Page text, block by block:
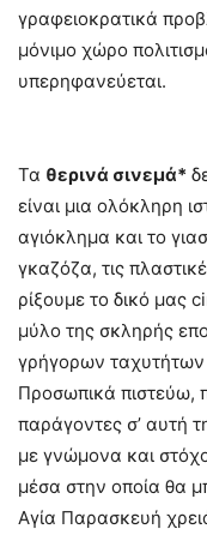
γραφειοκρατικά
μόνιμο χώρο
υπερηφανεύεται.
Τα θερινά σινεμά*
είναι μια ολόκληρη
αγιόκλημα και το
γκαζόζα, τις
ρίξουμε το δικό μας
μύλο της σκληρής
γρήγορων
Προσωπικά πιστεύω,
παράγοντες σ’ αυτή
με γνώμονα και
μέσα στην οποία θα
Αγία Παρασκευή